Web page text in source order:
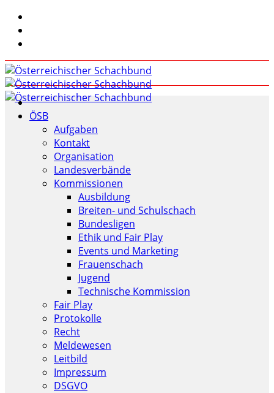
ÖSB
Aufgaben
Kontakt
Organisation
Landesverbände
Kommissionen
Ausbildung
Breiten- und Schulschach
Bundesligen
Ethik und Fair Play
Events und Marketing
Frauenschach
Jugend
Technische Kommission
Fair Play
Protokolle
Recht
Meldewesen
Leitbild
Impressum
DSGVO